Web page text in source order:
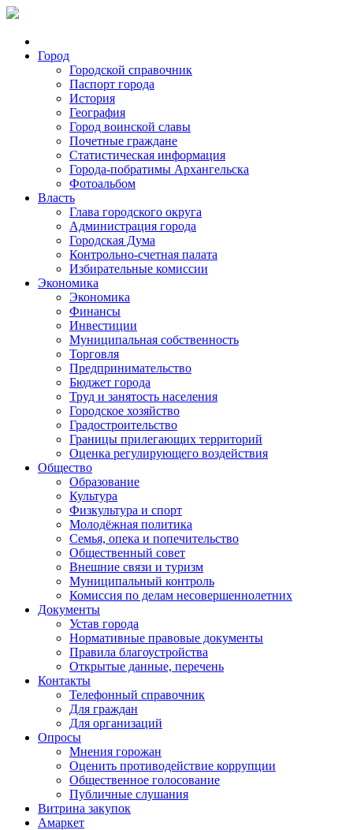
Город
Городской справочник
Паспорт города
История
География
Город воинской славы
Почетные граждане
Статистическая информация
Города-побратимы Архангельска
Фотоальбом
Власть
Глава городского округа
Администрация города
Городская Дума
Контрольно-счетная палата
Избирательные комиссии
Экономика
Экономика
Финансы
Инвестиции
Муниципальная собственность
Торговля
Предпринимательство
Бюджет города
Труд и занятость населения
Городское хозяйство
Градостроительство
Границы прилегающих территорий
Оценка регулирующего воздействия
Общество
Образование
Культура
Физкультура и спорт
Молодёжная политика
Семья, опека и попечительство
Общественный совет
Внешние связи и туризм
Муниципальный контроль
Комиссия по делам несовершеннолетних
Документы
Устав города
Нормативные правовые документы
Правила благоустройства
Открытые данные, перечень
Контакты
Телефонный справочник
Для граждан
Для организаций
Опросы
Мнения горожан
Оценить противодействие коррупции
Общественное голосование
Публичные слушания
Витрина закупок
Амаркет